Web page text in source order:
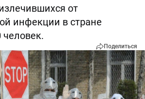
от
инфекции в стране
человек.
Поделиться